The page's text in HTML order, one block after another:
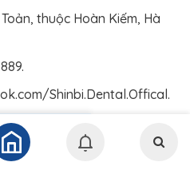
thuộc Hoàn Kiếm, Hà
Shinbi.Dental.Offical.
.
thành lập từ năm 2007 bởi